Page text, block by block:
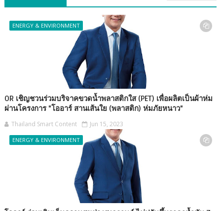
ENERGY & ENVIRONMENT
OR เชิญชวนร่วมบริจาคขวดน้ำพลาสติกใส (PET) เพื่อผลิตเป็นผ้าห่ม
ผ่านโครงการ "โออาร์ สานเส้นใย (พลาสติก) ห่มภัยหนาว"
Thailand Smart Content Jun 15, 2023
ENERGY & ENVIRONMENT